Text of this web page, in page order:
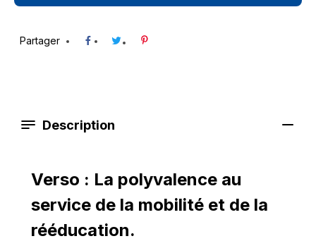
Partager
Description
Verso : La polyvalence au
service de la mobilité et de la
rééducation.